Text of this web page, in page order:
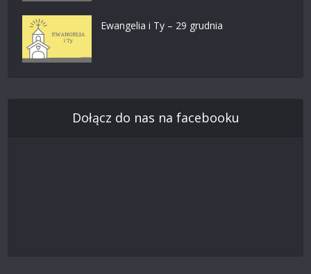
Ewangelia i Ty – 29 grudnia
Dołącz do nas na facebooku